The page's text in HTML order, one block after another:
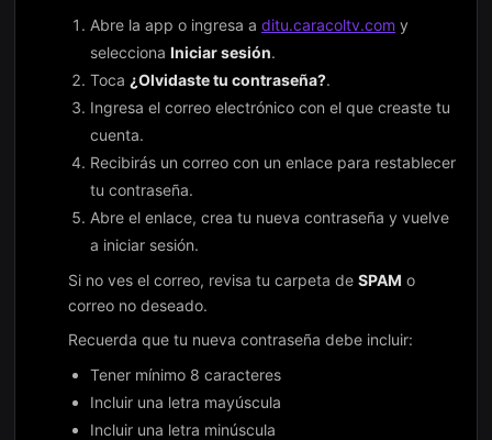
Abre la app o ingresa a ditu.caracoltv.com y
selecciona Iniciar sesión.
Toca ¿Olvidaste tu contraseña?.
Ingresa el correo electrónico con el que creaste tu
cuenta.
Recibirás un correo con un enlace para restablecer
tu contraseña.
Abre el enlace, crea tu nueva contraseña y vuelve
a iniciar sesión.
Si no ves el correo, revisa tu carpeta de SPAM o
correo no deseado.
Recuerda que tu nueva contraseña debe incluir:
Tener mínimo 8 caracteres
Incluir una letra mayúscula
Incluir una letra minúscula